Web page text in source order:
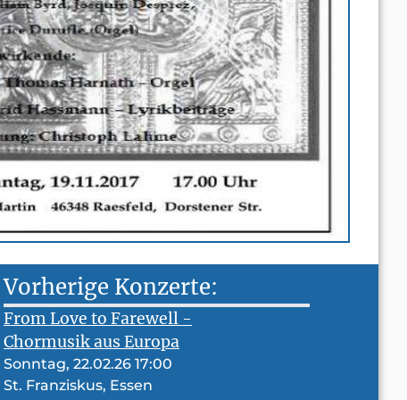
Vorherige Konzerte:
From Love to Farewell -
Chormusik aus Europa
Sonntag, 22.02.26 17:00
St. Franziskus, Essen